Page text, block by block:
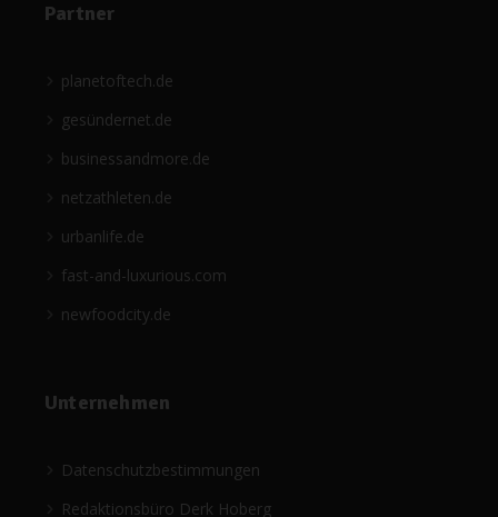
Partner
planetoftech.de
gesündernet.de
businessandmore.de
netzathleten.de
urbanlife.de
fast-and-luxurious.com
newfoodcity.de
Unternehmen
Datenschutzbestimmungen
Redaktionsbüro Derk Hoberg